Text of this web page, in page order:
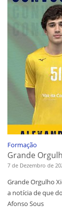
Formação
Grande
7 de Dezembro de
Grande Orgulho
a notícia de que
Afonso Sous